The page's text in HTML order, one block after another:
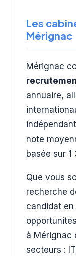
Les
Mérignac
Mérignac
annuaire,
note
basée sur
Que vous
recherche
candidat
à Mérignac
secteurs :